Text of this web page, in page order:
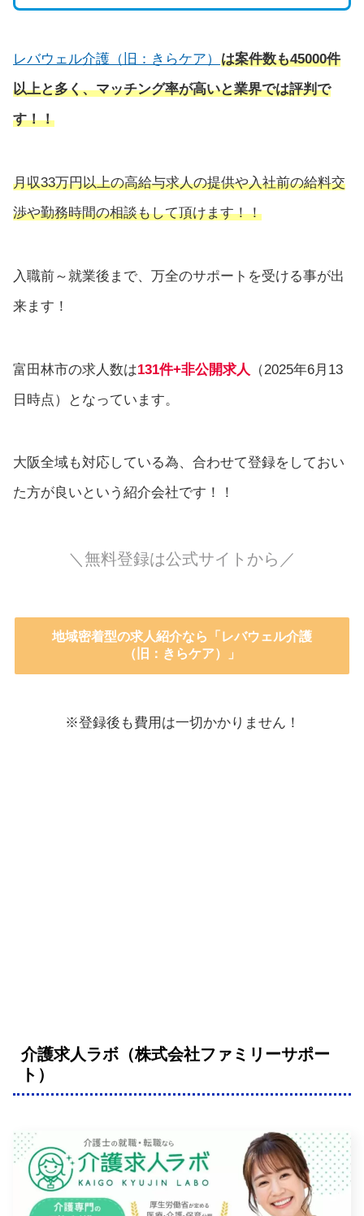
レバウェル介護（旧：きらケア） は案件数も45000件
以上と多く、マッチング率が高いと業界では評判で
す！！
月収33万円以上の高給与求人の提供や入社前の給料交
渉や勤務時間の相談もして頂けます！！
入職前～就業後まで、万全のサポートを受ける事が出
来ます！
富田林市の求人数は131件+非公開求人
（2025年6月13
日時点）となっています。
大阪全域も対応している為、合わせて登録をしておい
た方が良いという紹介会社です！！
＼無料登録は公式サイトから／
地域密着型の求人紹介なら「レバウェル介護
（旧：きらケア）」
※登録後も費用は一切かかりません！
介護求人ラボ（株式会社ファミリーサポー
ト）